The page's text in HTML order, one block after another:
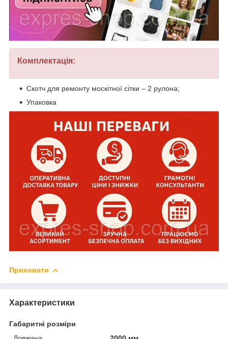
Комплектація:
Скотч для ремонту москітної сітки – 2 рулона;
Упаковка
Приховати
Характеристики
Габаритні розміри